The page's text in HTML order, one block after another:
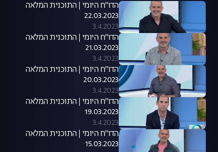
הדו"ח היומי | התוכנית המלאה
22.03.2023
3.4.2023
הדו"ח היומי | התוכנית המלאה
21.03.2023
3.4.2023
הדו"ח היומי | התוכנית המלאה
20.03.2023
3.4.2023
הדו"ח היומי | התוכנית המלאה
19.03.2023
3.4.2023
הדו"ח היומי | התוכנית המלאה
15.03.2023